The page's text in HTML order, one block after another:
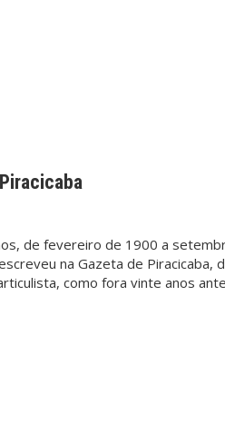
de fevereiro de 1900 a
na Gazeta de Piracicaba,
como fora vinte anos